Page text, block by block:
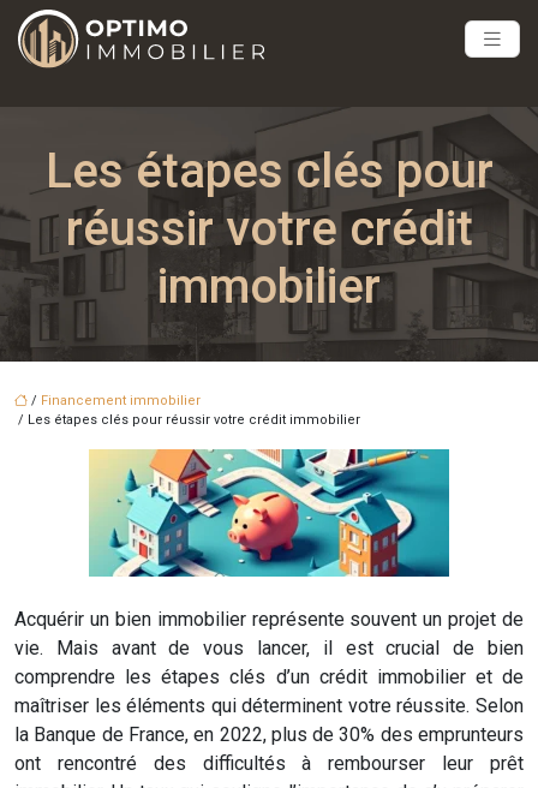
Les étapes clés pour
réussir votre crédit
immobilier
/ Financement immobilier
/ Les étapes clés pour réussir votre crédit immobilier
Acquérir un bien immobilier représente souvent un projet de
vie. Mais avant de vous lancer, il est crucial de bien
comprendre les étapes clés d’un crédit immobilier et de
maîtriser les éléments qui déterminent votre réussite. Selon
la Banque de France, en 2022, plus de 30% des emprunteurs
ont rencontré des difficultés à rembourser leur prêt